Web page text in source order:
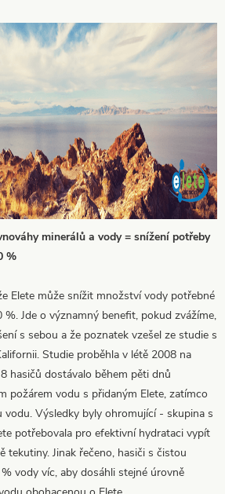
minerálů a vody = snížení potřeby
%
Elete může snížit množství vody potřebné
Jde o významný benefit, pokud zvážíme,
s sebou a že poznatek vzešel ze studie s
Studie proběhla v létě 2008 na
hasičů dostávalo během pěti dnů
požárem vodu s přidaným Elete, zatímco
vodu. Výsledky byly ohromující - skupina s
potřebovala pro efektivní hydrataci vypít
tekutiny. Jinak řečeno, hasiči s čistou
vody víc, aby dosáhli stejné úrovně